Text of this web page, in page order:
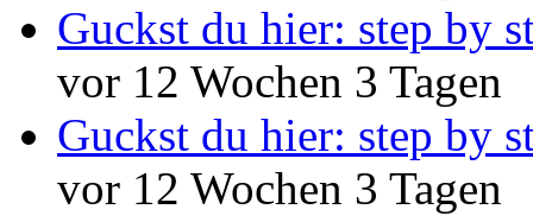
Guckst du hier: step by
vor 12 Wochen 3 Tagen
Guckst du hier: step by
vor 12 Wochen 3 Tagen